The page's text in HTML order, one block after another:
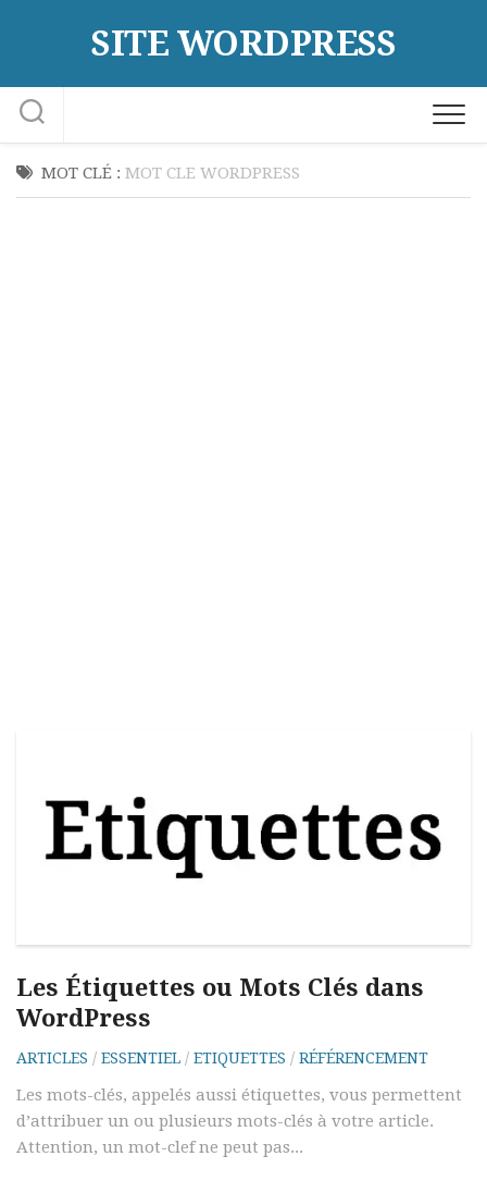
SITE WORDPRESS
MOT CLÉ : MOT CLE WORDPRESS
Les Étiquettes ou Mots Clés dans
WordPress
ARTICLES / ESSENTIEL / ETIQUETTES / RÉFÉRENCEMENT
Les mots-clés, appelés aussi étiquettes, vous permettent
d’attribuer un ou plusieurs mots-clés à votre article.
Attention, un mot-clef ne peut pas...